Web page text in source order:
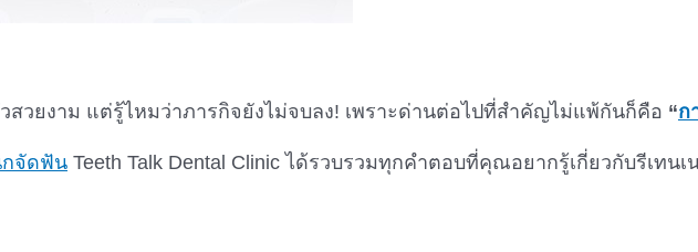
วยงาม แต่รู้ไหมว่าภารกิจยังไม่จบลง! เพราะด่านต่อไปที่สำคัญไม่แพ้กันก็คือ “ก
จัดฟัน Teeth Talk Dental Clinic ได้รวบรวมทุกคำตอบที่คุณอยากรู้เกี่ยวกับรีเ